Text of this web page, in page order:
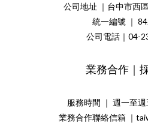
公司地址 ｜台中市西
統一編號 ｜
公司電話｜04-
業務合作｜
服務時間 ｜ 週一至
業務合作聯絡信箱 ｜